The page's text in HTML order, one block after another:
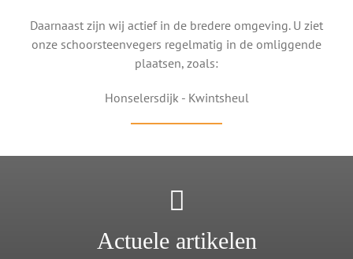
Daarnaast zijn wij actief in de bredere omgeving. U ziet
onze schoorsteenvegers regelmatig in de omliggende
plaatsen, zoals:
Honselersdijk - Kwintsheul
Actuele artikelen